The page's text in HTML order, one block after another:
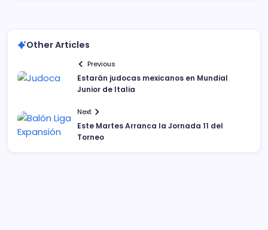
Other Articles
Previous
Estarán judocas mexicanos en Mundial
Junior de Italia
Next
Este Martes Arranca la Jornada 11 del
Torneo